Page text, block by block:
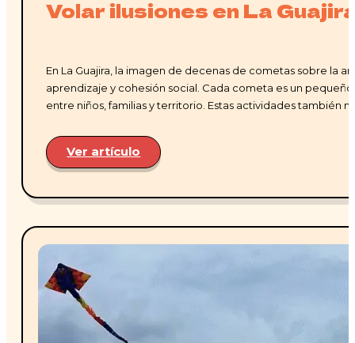
Volar ilusiones en La
En La Guajira, la imagen de decenas de cometas sobre la
aprendizaje y cohesión social. Cada cometa es un
entre niños, familias y territorio. Estas actividades también
Ver artículo